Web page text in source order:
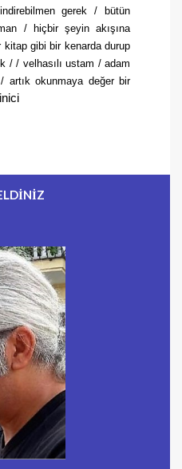
gerek / bütün
/ hiçbir şeyin akışına
gibi bir kenarda durup
/ / velhasılı ustam / adam
okunmaya değer bir